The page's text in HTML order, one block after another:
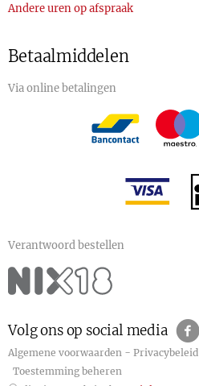
Andere uren op afspraak
Betaalmiddelen
Via online betalingen
Verantwoord bestellen
Volg ons op social media
Algemene voorwaarden -Privacybeleid
Toestemming beheren